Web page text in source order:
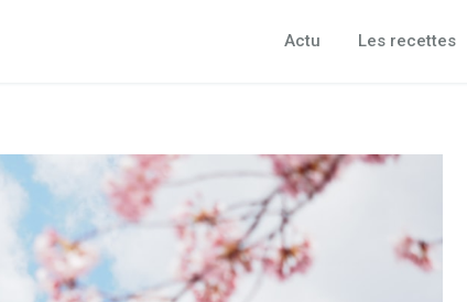
Actu Les recettes